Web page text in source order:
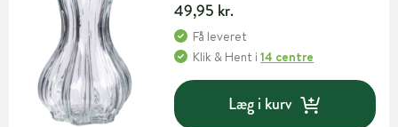
49,95 kr.
Få leveret
Klik & Hent i14 centre
Læg i kurv